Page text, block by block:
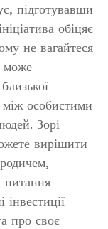
підготувавши
обіцяє
не вагайтеся
може
особистими
Зорі
вирішити
питання
інвестиції
про своє